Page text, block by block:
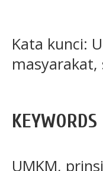
Kata kunci:
masyarakat,
KEYWORDS
UMKM,